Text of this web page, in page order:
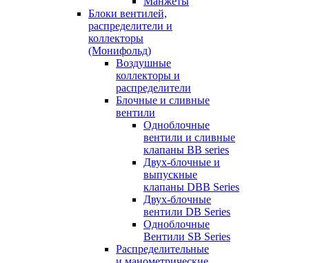
Блоки вентилей,
распределители и
коллекторы
(Монифольд)
Воздушные
коллекторы и
распределители
Блочные и сливные
вентили
Одноблочные
вентили и сливные
клапаны BB series
Двух-блочные и
выпускные
клапаны DBB Series
Двух-блочные
вентили DB Series
Одноблочные
Вентили SB Series
Распределительные